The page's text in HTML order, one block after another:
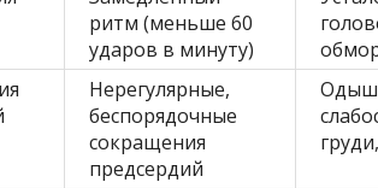
ритм (меньше 60
ударов в минуту)
Нерегулярные,
беспорядочные
сокращения
предсердий